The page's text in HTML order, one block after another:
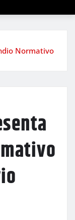
Normativo